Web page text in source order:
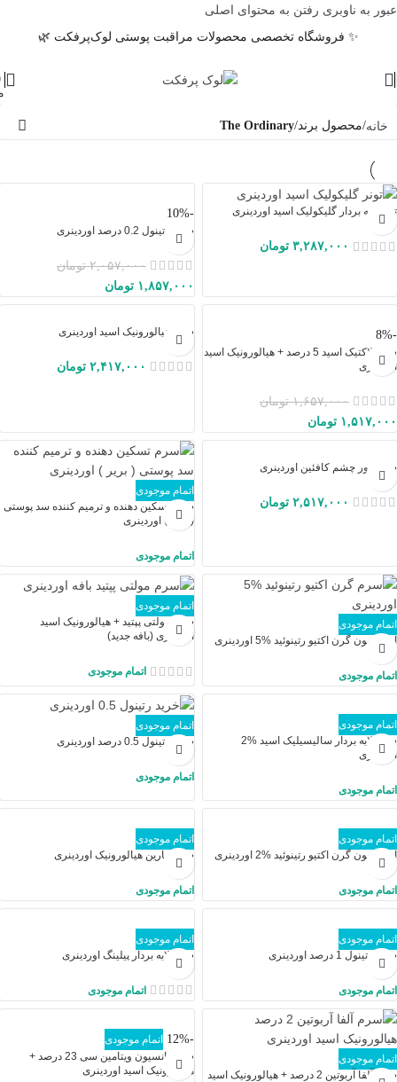
عبور به ناوبری رفتن به محتوای اصلی
✨ فروشگاه تخصصی محصولات مراقبت پوستی لوک‌پرفکت 🌿
خانه/محصول برند/
The Ordinary
تونر لایه بردار گلیکولیک اسید اوردینری
۳,۲۸۷,۰۰۰ تومان
-10%
سرم رتینول 0.2 درصد اوردینری
۲,۰۵۷,۰۰۰ تومان
۱,۸۵۷,۰۰۰ تومان
-8%
سرم لاکتیک اسید 5 درصد + هیالورونیک اسید
اوردینری
۱,۶۵۷,۰۰۰ تومان
۱,۵۱۷,۰۰۰ تومان
سرم هیالورونیک اسید اوردینری
۲,۴۱۷,۰۰۰ تومان
سرم دور چشم کافئین اوردینری
۲,۵۱۷,۰۰۰ تومان
اتمام موجودی
سرم تسکین دهنده و ترمیم کننده سد پوستی
( بریر ) اوردینری
اتمام موجودی
اتمام موجودی
امولسیون گرن اکتیو رتینوئید %5 اوردینری
اتمام موجودی
اتمام موجودی
سرم مولتی پپتید + هیالورونیک اسید
اوردینری (بافه جدید)
اتمام موجودی
اتمام موجودی
سرم لایه بردار سالیسیلیک اسید %2
اوردینری
اتمام موجودی
اتمام موجودی
سرم رتینول 0.5 درصد اوردینری
اتمام موجودی
اتمام موجودی
امولسیون گرن اکتیو رتینوئید %2 اوردینری
اتمام موجودی
اتمام موجودی
سرم مارین هیالورونیک اوردینری
اتمام موجودی
اتمام موجودی
سرم رتینول 1 درصد اوردینری
اتمام موجودی
اتمام موجودی
سرم لایه بردار پیلینگ اوردینری
اتمام موجودی
اتمام موجودی
سرم آلفا آربوتین 2 درصد + هیالورونیک اسید
-12%
اتمام موجودی
سوسپانسیون ویتامین سی 23 درصد +
هیالورونیک اسید اوردینری